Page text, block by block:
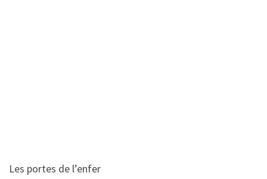
Les portes de l’enfer